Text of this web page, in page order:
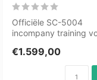
Officiële SC-5004
incompany training
1 dag, v...
€1.599,00